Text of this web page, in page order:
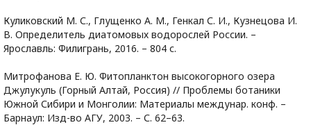
Куликовский М. С., Глущенко А. М., Генкал С. И., Кузнецова И.
В. Определитель диатомовых водорослей России. –
Ярославль: Филигрань, 2016. – 804 с.
Митрофанова Е. Ю. Фитопланктон высокогорного озера
Джулукуль (Горный Алтай, Россия) // Проблемы ботаники
Южной Сибири и Монголии: Материалы междунар. конф. –
Барнаул: Изд-во АГУ, 2003. – С. 62–63.